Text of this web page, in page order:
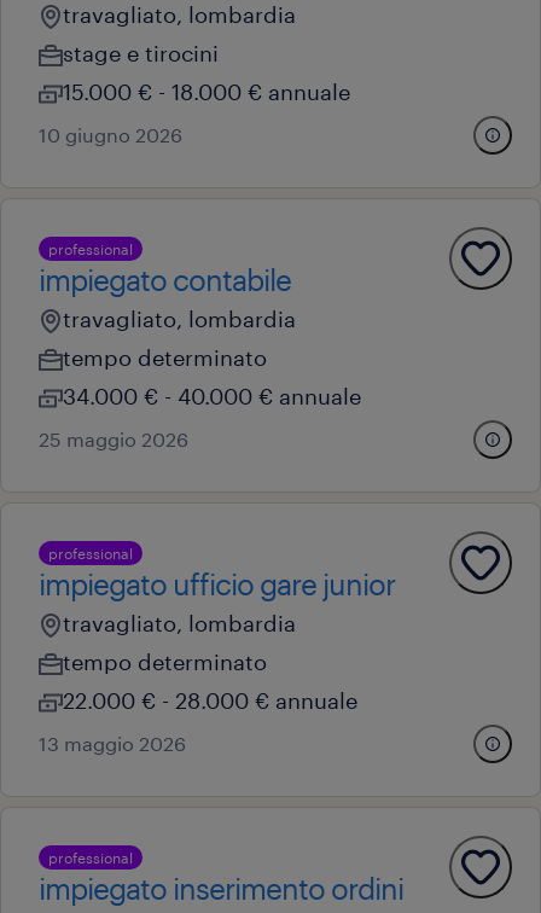
travagliato, lombardia
stage e tirocini
15.000 € - 18.000 € annuale
10 giugno 2026
professional
impiegato contabile
travagliato, lombardia
tempo determinato
34.000 € - 40.000 € annuale
25 maggio 2026
professional
impiegato ufficio gare junior
travagliato, lombardia
tempo determinato
22.000 € - 28.000 € annuale
13 maggio 2026
professional
impiegato inserimento ordini